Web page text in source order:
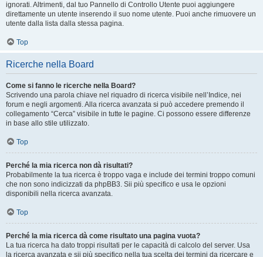
ignorati. Altrimenti, dal tuo Pannello di Controllo Utente puoi aggiungere
direttamente un utente inserendo il suo nome utente. Puoi anche rimuovere un
utente dalla lista dalla stessa pagina.
Top
Ricerche nella Board
Come si fanno le ricerche nella Board?
Scrivendo una parola chiave nel riquadro di ricerca visibile nell’Indice, nei
forum e negli argomenti. Alla ricerca avanzata si può accedere premendo il
collegamento “Cerca” visibile in tutte le pagine. Ci possono essere differenze
in base allo stile utilizzato.
Top
Perché la mia ricerca non dà risultati?
Probabilmente la tua ricerca è troppo vaga e include dei termini troppo comuni
che non sono indicizzati da phpBB3. Sii più specifico e usa le opzioni
disponibili nella ricerca avanzata.
Top
Perché la mia ricerca dà come risultato una pagina vuota?
La tua ricerca ha dato troppi risultati per le capacità di calcolo del server. Usa
la ricerca avanzata e sii più specifico nella tua scelta dei termini da ricercare e